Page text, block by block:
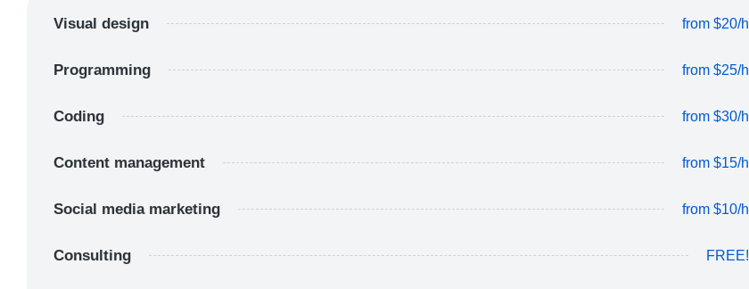
Visual design from $20/h
Programming from $25/h
Coding from $30/h
Content management from $15/h
Social media marketing from $10/h
Consulting FREE!